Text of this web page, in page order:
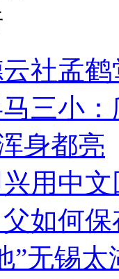
云社孟
三小
身都亮
用中
父如何
”无锡